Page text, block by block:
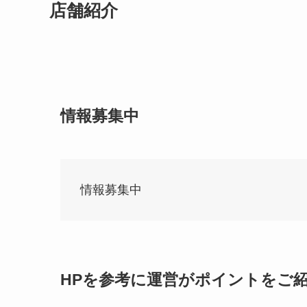
店舗紹介
情報募集中
情報募集中
HPを参考に運営がポイントをご